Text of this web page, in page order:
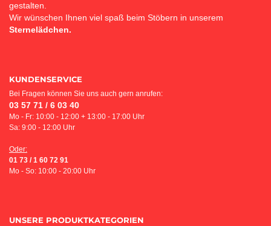
gestalten.
Wir wünschen Ihnen viel spaß beim Stöbern in unserem
Sternelädchen.
KUNDENSERVICE
Bei Fragen können Sie uns auch gern anrufen:
03 57 71 / 6 03 40
Mo - Fr: 10:00 - 12:00 + 13:00 - 17:00 Uhr
Sa: 9:00 - 12:00 Uhr
Oder:
01 73 / 1 60 72 91
Mo - So: 10:00 - 20:00 Uhr
UNSERE PRODUKTKATEGORIEN